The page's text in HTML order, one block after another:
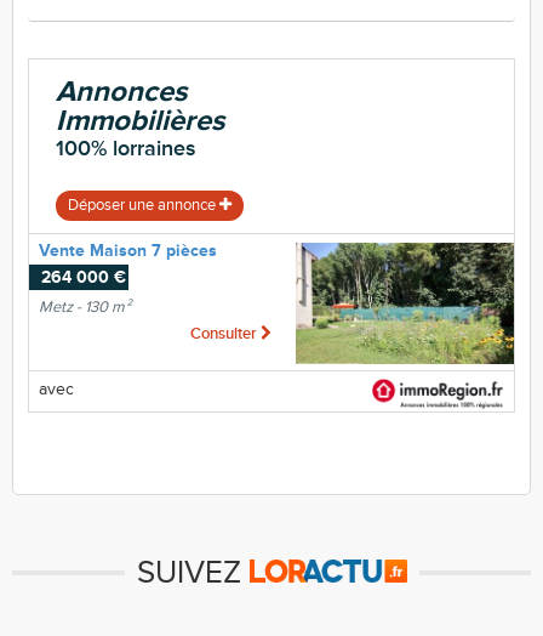
Annonces
Immobilières
100% lorraines
Déposer une annonce
Vente Maison 7 pièces
264 000 €
Metz - 130 m²
Consulter
avec
SUIVEZ